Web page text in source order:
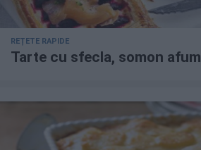
REȚETE RAPIDE
Tarte cu sfecla, somon